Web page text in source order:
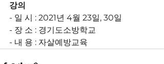
강의
- 일 시 : 2021년 4월 23일, 30일
- 장 소 : 경기도소방학교
- 내 용 : 자살예방교육